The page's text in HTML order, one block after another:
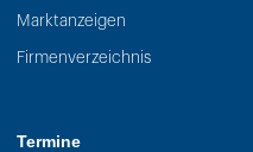
Marktanzeigen
Firmenverzeichnis
Termine